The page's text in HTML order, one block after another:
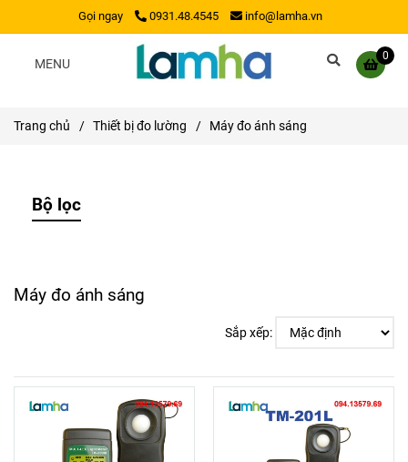
Gọi ngay 0931.48.4545 info@lamha.vn
0
MENU
Trang chủ / Thiết bị đo lường / Máy đo ánh sáng
Bộ lọc
Máy đo ánh sáng
Sắp xếp: